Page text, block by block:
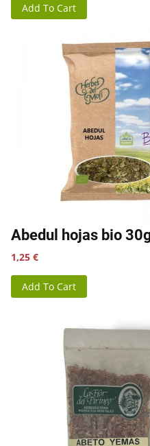
Add To Cart
Abedul hojas bio
Precio
1,25 €
Add To Cart